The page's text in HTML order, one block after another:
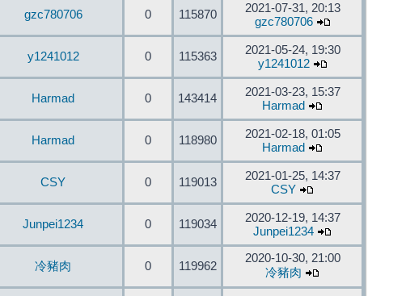
gzc780706 0 115870
2021-07-31, 20:13
gzc780706
y1241012 0 115363
2021-05-24, 19:30
y1241012
Harmad 0 143414
2021-03-23, 15:37
Harmad
Harmad 0 118980
2021-02-18, 01:05
Harmad
CSY 0 119013
2021-01-25, 14:37
CSY
Junpei1234 0 119034
2020-12-19, 14:37
Junpei1234
冷豬肉 0 119962
2020-10-30, 21:00
冷豬肉